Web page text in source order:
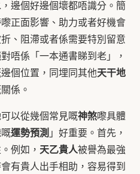
邊個好邊個壞都唔識分。簡
正面影響、助力或者好機會
、阻滯或者係需要特別留意
唔係「一本通書睇到老」，
個位置，同埋同其他天干地
係。
以從幾個常見嘅神煞嚟具體
運勢預測」好重要。首先，
例如， 天乙貴人被譽為最強
有貴人出手相助，容易得到